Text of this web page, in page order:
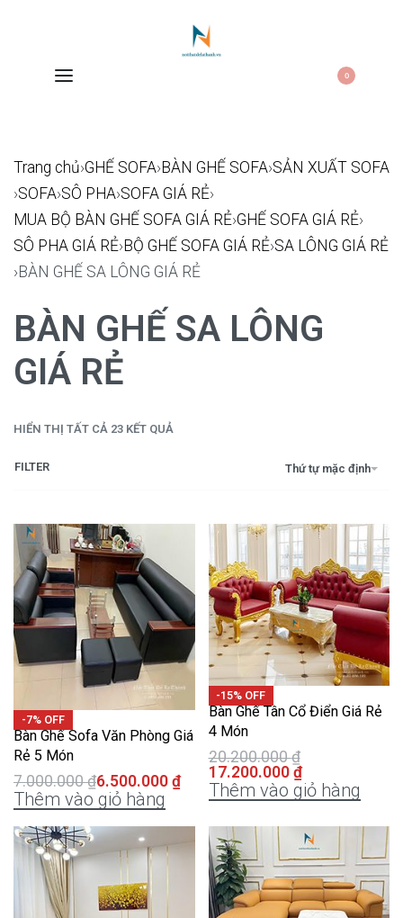
0
Trang chủ›GHẾ SOFA›BÀN GHẾ SOFA›SẢN XUẤT SOFA
›SOFA›SÔ PHA›SOFA GIÁ RẺ›
MUA BỘ BÀN GHẾ SOFA GIÁ RẺ›GHẾ SOFA GIÁ RẺ›
SÔ PHA GIÁ RẺ›BỘ GHẾ SOFA GIÁ RẺ›SA LÔNG GIÁ RẺ
›BÀN GHẾ SA LÔNG GIÁ RẺ
BÀN GHẾ SA LÔNG
GIÁ RẺ
HIỂN THỊ TẤT CẢ 23 KẾT QUẢ
Thứ tự mặc định
FILTER
-7% OFF
Bàn Ghế Sofa Văn Phòng Giá
Rẻ 5 Món
7.000.000₫6.500.000 ₫
Thêm vào giỏ hàng
-15% OFF
Bàn Ghế Tân Cổ Điển Giá Rẻ
4 Món
20.200.000₫
17.200.000 ₫
Thêm vào giỏ hàng